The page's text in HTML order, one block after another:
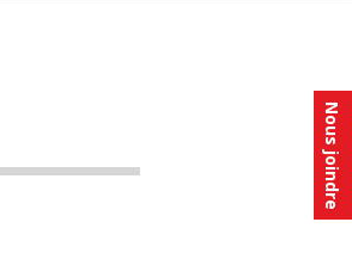
Nous joindre